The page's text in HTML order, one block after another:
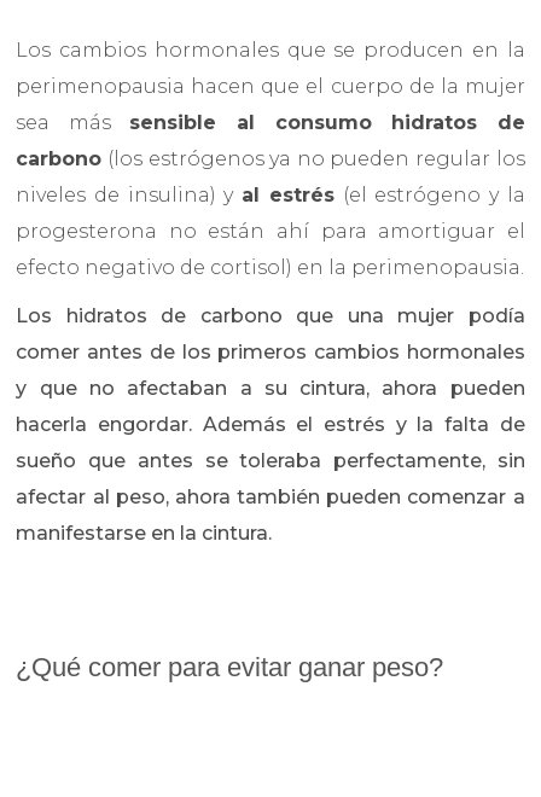
Los cambios hormonales que se producen en la
perimenopausia hacen que el cuerpo de la mujer
sea más sensible al consumo hidratos de
carbono (los estrógenos ya no pueden regular los
niveles de insulina) y al estrés(el estrógeno y la
progesterona no están ahí para amortiguar el
efecto negativo de cortisol) en la perimenopausia.
Los hidratos de carbono que una mujer podía
comer antes de los primeros cambios hormonales
y que no afectaban a su cintura, ahora pueden
hacerla engordar. Además el estrés y la falta de
sueño que antes se toleraba perfectamente, sin
afectar al peso, ahora también pueden comenzar a
manifestarse en la cintura.
¿Qué comer para evitar ganar peso?